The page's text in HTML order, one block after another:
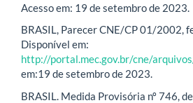
Acesso em: 19 de setembro de 2023.
BRASIL, Parecer CNE/CP 01/2002,
Disponível em:
http://portal.mec.gov.br/cne/
em:19 de setembro de 2023.
BRASIL. Medida Provisória nº 746,